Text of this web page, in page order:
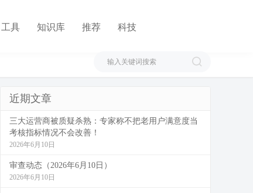
工具 知识库 推荐 科技
近期文章
三大运营商被质疑杀熟：专家称不把老用户满意度当
考核指标情况不会改善！
2026年6月10日
审查动态（2026年6月10日）
2026年6月10日